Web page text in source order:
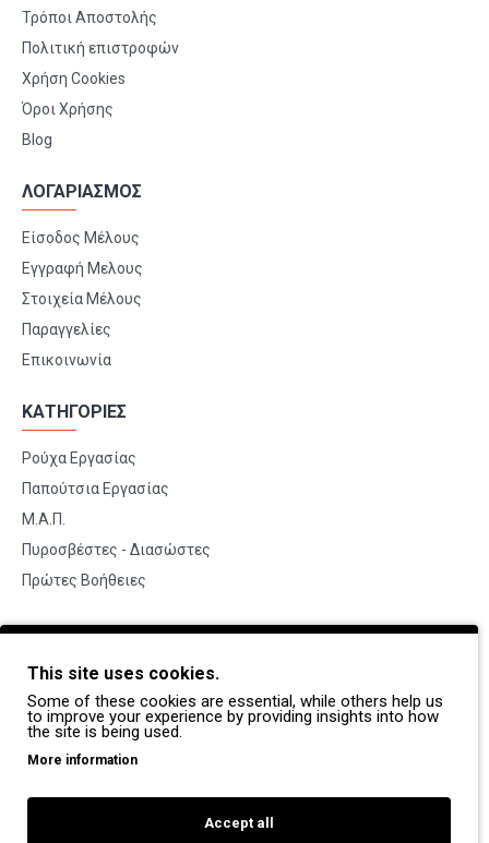
Τρόποι Αποστολής
Πολιτική επιστροφών
Χρήση Cookies
Όροι Χρήσης
Blog
ΛΟΓΑΡΙΑΣΜΟΣ
Είσοδος Μέλους
Εγγραφή Μελους
Στοιχεία Μέλους
Παραγγελίες
Επικοινωνία
ΚΑΤΗΓΟΡΙΕΣ
Ρούχα Εργασίας
Παπούτσια Εργασίας
Μ.Α.Π.
Πυροσβέστες - Διασώστες
Πρώτες Βοήθειες
BRANDS
Payper
Dike
Coverguard
Portwest
Exena
This site uses cookies.
Some of these cookies are essential, while others help us
to improve your experience by providing insights into how
the site is being used.
More information
Accept all